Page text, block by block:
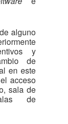
alguno
y
de
en este
acceso
sala de
de